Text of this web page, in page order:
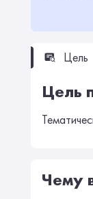
Цель
Цель
Чему